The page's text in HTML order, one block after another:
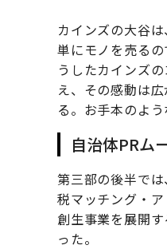
カインズの大谷
単にモノを売る
うしたカインズ
え、その感動は
る。お手本のよ
自治体PRム
第三部の後半で
税マッチング・
創生事業を展開
った。